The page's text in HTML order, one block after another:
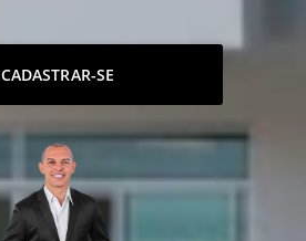
CADASTRAR-SE